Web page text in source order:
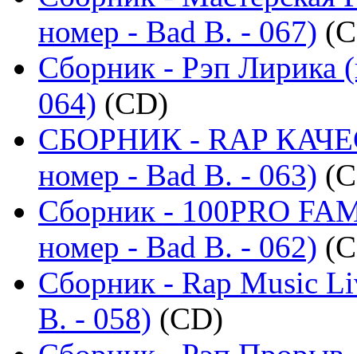
номер - Bad B. - 067)
Сборник - Рэп Лирика
064) (CD)
СБОРНИК - RAP
номер - Bad B. - 063)
Сборник - 100PRO
номер - Bad B. - 062)
Сборник - Rap Music
B. - 058) (CD)